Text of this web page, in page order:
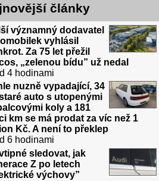
články
významný dodavatel
vyhlásil
Za 75 let přežil
„zelenou bídu” už nedal
4 hodinami
nuzně vypadající, 34
auto s utopenými
koly a 181
km se má prodat za víc než 1
Kč. A není to překlep
6 hodinami
sledovat, jak
Z po letech
výchovy”